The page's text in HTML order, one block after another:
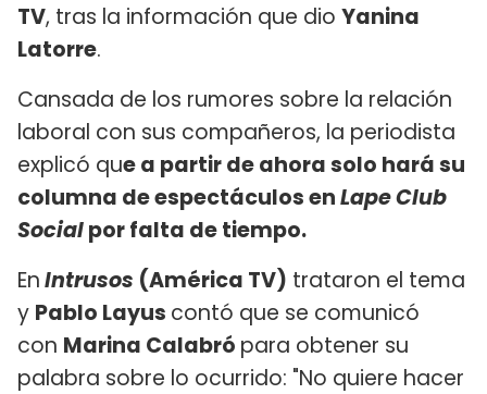
TV, tras la información que dio Yanina
Latorre.
Cansada de los rumores sobre la relación
laboral con sus compañeros, la periodista
explicó que a partir de ahora solo hará su
columna de espectáculos enLape Club
Socialpor falta de tiempo.
EnIntrusos (América TV) trataron el tema
y Pablo Layus contó que se comunicó
con Marina Calabró para obtener su
palabra sobre lo ocurrido: "No quiere hacer